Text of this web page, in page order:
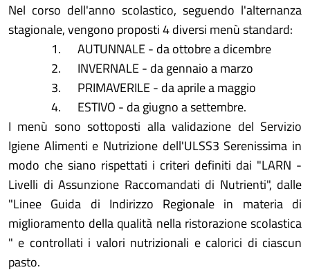
network
Facebook
su
Twitter
Condividi
su
Facebook
Condividi
su
Whatsapp
Nel corso dell'anno scolastico, seguendo l'alternanza
stagionale, vengono proposti 4 diversi menù standard:
AUTUNNALE - da ottobre a dicembre
INVERNALE - da gennaio a marzo
PRIMAVERILE - da aprile a maggio
ESTIVO - da giugno a settembre.
I menù sono sottoposti alla validazione del Servizio
Igiene Alimenti e Nutrizione dell'ULSS3 Serenissima in
modo che siano rispettati i criteri definiti dai "LARN -
Livelli di Assunzione Raccomandati di Nutrienti", dalle
"Linee Guida di Indirizzo Regionale in materia di
miglioramento della qualità nella ristorazione scolastica
" e controllati i valori nutrizionali e calorici di ciascun
pasto.